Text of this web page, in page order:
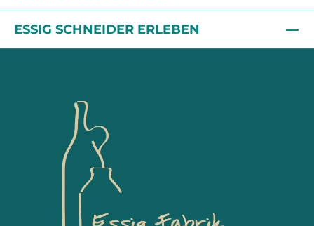
ESSIG SCHNEIDER ERLEBEN